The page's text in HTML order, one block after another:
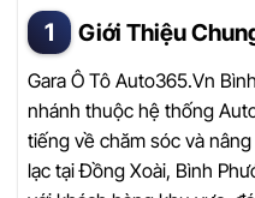
Giới Thiệu
Gara Ô Tô Auto365.Vn
nhánh thuộc hệ thống
tiếng về chăm sóc và
lạc tại Đồng Xoài, Bình